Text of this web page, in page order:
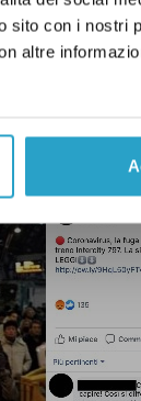
sito con i nostri
altre
il Sud”